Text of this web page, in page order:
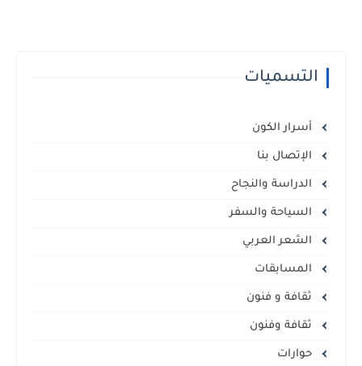
التسميات
أسرار الكون
الإتصال بنا
الدراسة والنجاح
السياحة والسفر
الشعر العربي
المسابقات
ثقافة و فنون
ثقافة وفنون
حوارات